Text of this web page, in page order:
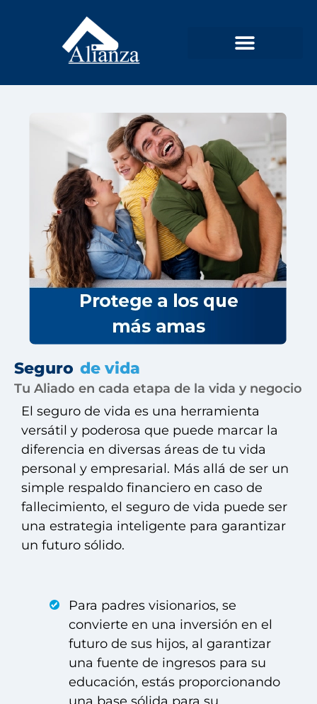
Seguro de vida
Tu Aliado en cada etapa de la vida y negocio
El seguro de vida es una herramienta
versátil y poderosa que puede marcar la
diferencia en diversas áreas de tu vida
personal y empresarial. Más allá de ser un
simple respaldo financiero en caso de
fallecimiento, el seguro de vida puede ser
una estrategia inteligente para garantizar
un futuro sólido.
Para padres visionarios, se
convierte en una inversión en el
futuro de sus hijos, al garantizar
una fuente de ingresos para su
educación, estás proporcionando